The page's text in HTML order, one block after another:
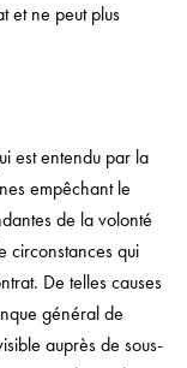
et ne peut plus
est entendu par la
empêchant le
de la volonté
circonstances qui
De telles causes
général de
auprès de sous-